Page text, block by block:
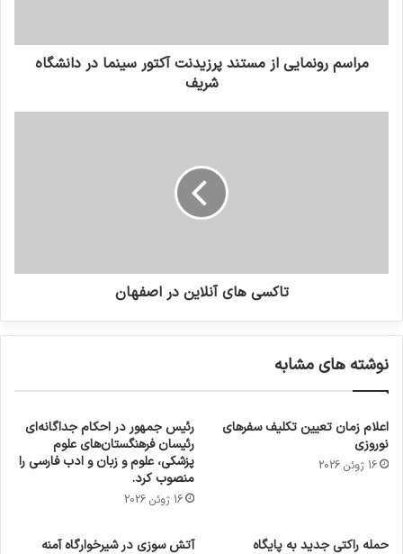
مراسم رونمایی از مستند پرزیدنت آکتور سینما در دانشگاه
شریف
تاکسی های آنلاین در اصفهان
نوشته های مشابه
اعلام زمان تعیین تکلیف سفرهای
نوروزی
16 ژوئن 2026
رئیس جمهور در احکام جداگانه‌ای
رئیسان فرهنگستان‌های علوم
پزشکی، علوم و زبان و ادب فارسی را
منصوب کرد.
16 ژوئن 2026
حمله راکتی جدید به پایگاه
آتش سوزی در شیرخوارگاه آمنه